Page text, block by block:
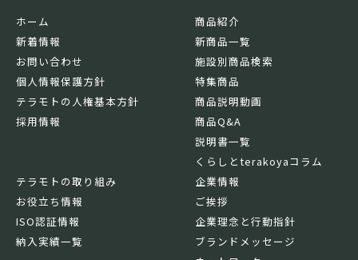
ホーム
新着情報
お問い合わせ
個人情報保護方針
テラモトの人権基本方針
採用情報
商品紹介
新商品一覧
施設別商品検索
特集商品
商品説明動画
商品Q&A
説明書一覧
くらしとterakoyaコラム
テラモトの取り組み
お役立ち情報
ISO認証情報
納入実績一覧
企業情報
ご挨拶
企業理念と行動指針
ブランドメッセージ